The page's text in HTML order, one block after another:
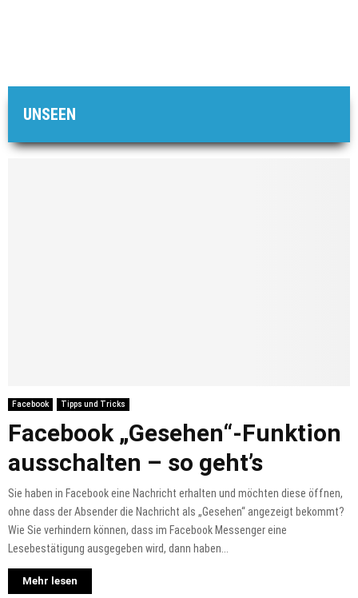
UNSEEN
Facebook Tipps und Tricks
Facebook „Gesehen“-Funktion
ausschalten – so geht’s
Sie haben in Facebook eine Nachricht erhalten und möchten diese öffnen,
ohne dass der Absender die Nachricht als „Gesehen“ angezeigt bekommt?
Wie Sie verhindern können, dass im Facebook Messenger eine
Lesebestätigung ausgegeben wird, dann haben...
Mehr lesen